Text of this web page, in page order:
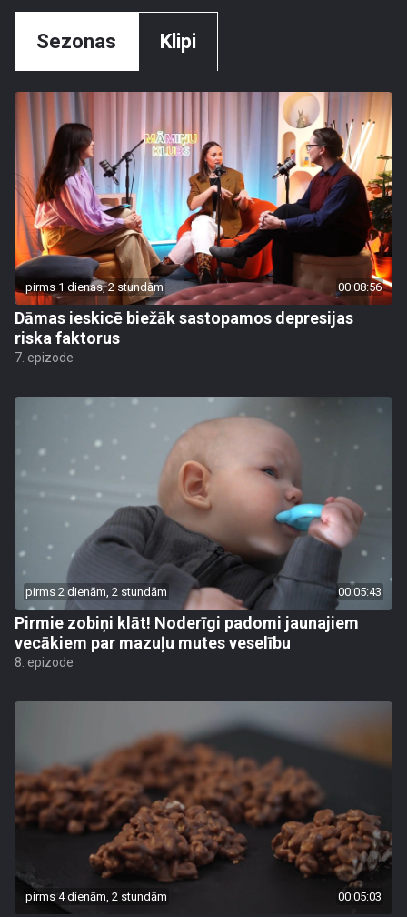
Sezonas Klipi
pirms 1 dienas, 2 stundām 00:08:56
Dāmas ieskicē biežāk sastopamos depresijas
riska faktorus
7. epizode
pirms 2 dienām, 2 stundām 00:05:43
Pirmie zobiņi klāt! Noderīgi padomi jaunajiem
vecākiem par mazuļu mutes veselību
8. epizode
pirms 4 dienām, 2 stundām 00:05:03